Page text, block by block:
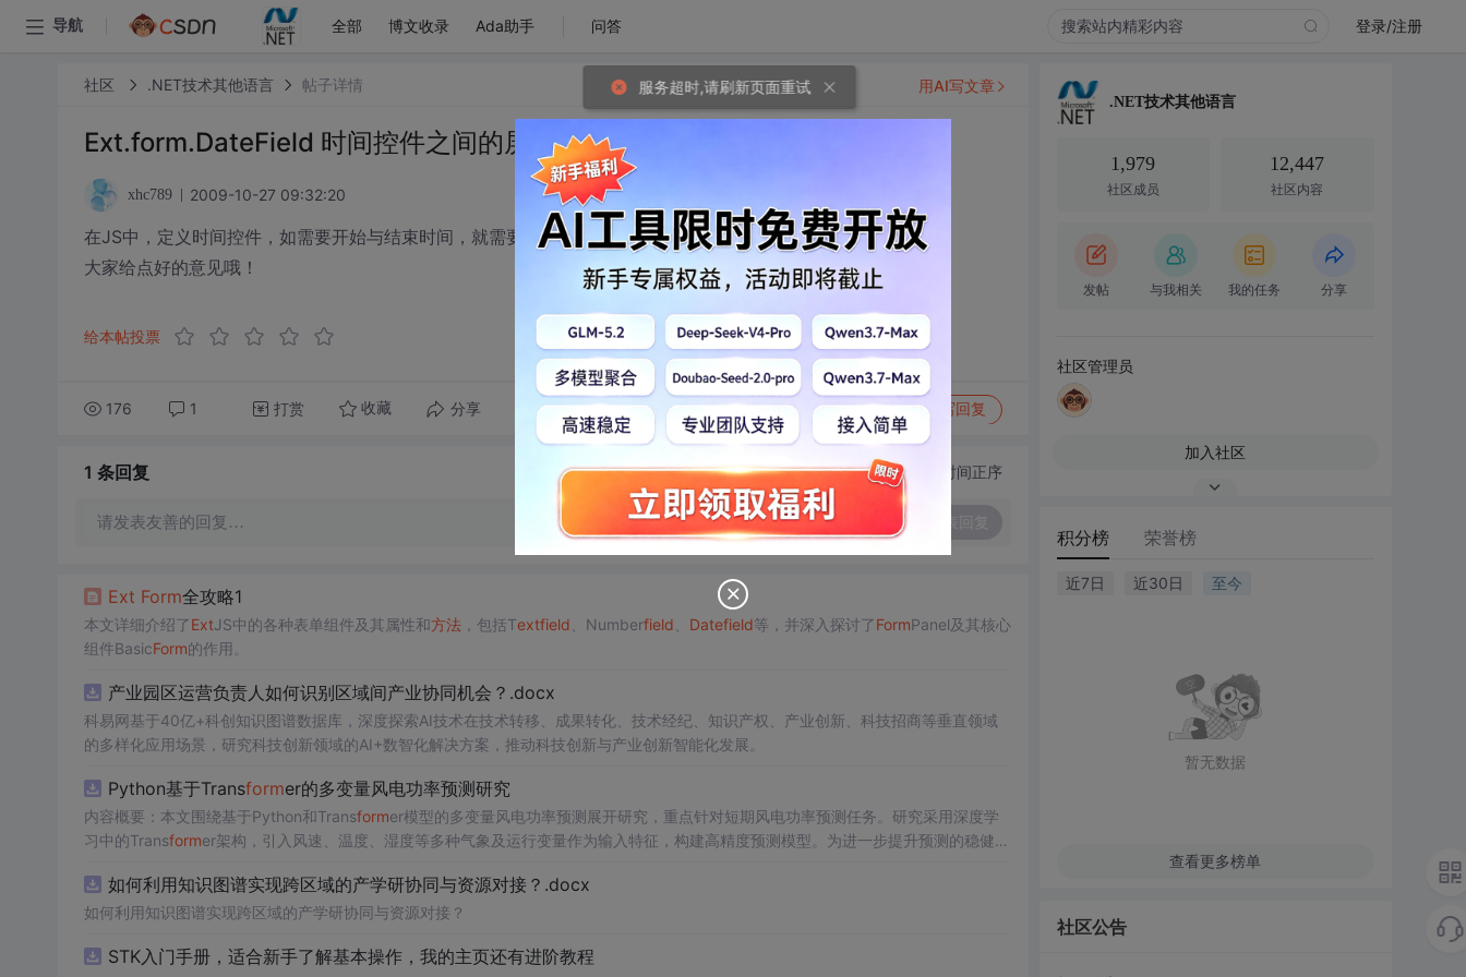
导航 全部 博文收录 Ada助手 问答 登录/注册
社区 .NET技术其他语言 帖子详情
Ext.form.DateField 时间控件之间的屏蔽方法？
xhc789 2009-10-27 09:32:20
在JS中，定义时间控件，如需要开始与结束时间，就需要屏蔽时间之间的距离，不然会出现逻辑的错误。
大家给点好的意见哦！
给本帖投票
176 1 打赏 收藏 分享 转发到动态 举报 写回复
用AI写文章
1 条回复 切换为时间正序
请发表友善的回复…
Ext Form全攻略1
本文详细介绍了ExtJS中的各种表单组件及其属性和方法，包括Textfield 、Numberfield Datefield等，并深入探讨了FormPanel及其核心
组件BasicForm的作用。
产业园区运营负责人如何识别区域间产业协同机会？.docx
科易网基于40亿+科创知识图谱数据库，深度探索AI技术在技术转移、成果转化、技术经纪、知识产权、产业创新、科技招商等垂直领域
的多样化应用场景，研究科技创新领域的AI+数智化解决方案，推动科技创新与产业创新智能化发展。
Python基于Transformer的多变量风电功率预测研究
内容概要：本文围绕基于Python和Transformer模型的多变量风电功率预测展开研究，重点针对短期风电功率预测任务。研究采用深度学
习中的Transformer架构，引入风速、温度、湿度等多种气象及运行变量作为输入特征，构建高精度预测模型。为进一步提升预测的稳健性
该技术是机器学习与新能源领域深度融合的典型应用，旨在提高风电并网的稳定性与电网调度的科学性。; 适合人群：具备Python编程基
础，熟悉主流深度学习框架（如PyTorch或TensorFlow）的研究生、科研人员，以及从事新能源发电预测、电力系统调度、智能电网优化
②作为科研项目的技术蓝本，用于复现、改进或扩展基于Transform er的时间
如何利用知识图谱实现跨区域的产学研协同与资源对接？.docx
如何利用知识图谱实现跨区域的产学研协同与资源对接？
STK入门手册，适合新手了解基本操作，我的主页还有进阶教程
.NET技术其他语言
1,979
社区成员
12,447
社区内容
发帖 与我相关 我的任务 分享
社区管理员
加入社区
积分榜 荣誉榜
近7日 近30日 至今
暂无数据
查看更多榜单
社区公告